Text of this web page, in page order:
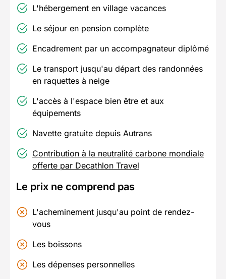
L'hébergement en village vacances
Le séjour en pension complète
Encadrement par un accompagnateur diplômé
Le transport jusqu'au départ des randonnées
en raquettes à neige
L'accès à l'espace bien être et aux
équipements
Navette gratuite depuis Autrans
Contribution à la neutralité carbone mondiale
offerte par Decathlon Travel
Le prix ne comprend pas
L'acheminement jusqu'au point de rendez-
vous
Les boissons
Les dépenses personnelles